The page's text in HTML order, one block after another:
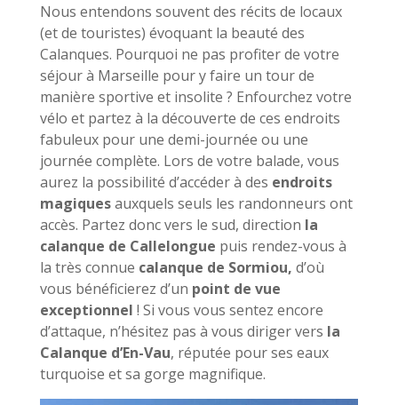
Nous entendons souvent des récits de locaux
(et de touristes) évoquant la beauté des
Calanques. Pourquoi ne pas profiter de votre
séjour à Marseille pour y faire un tour de
manière sportive et insolite ? Enfourchez votre
vélo et partez à la découverte de ces endroits
fabuleux pour une demi-journée ou une
journée complète. Lors de votre balade, vous
aurez la possibilité d’accéder à des endroits
magiquesauxquels seuls les randonneurs ont
accès. Partez donc vers le sud, direction la
calanque de Callelongue puis rendez-vous à
la très connue calanque de Sormiou, d’où
vous bénéficierez d’un point de vue
exceptionnel ! Si vous vous sentez encore
d’attaque, n’hésitez pas à vous diriger vers la
Calanque d’En-Vau, réputée pour ses eaux
turquoise et sa gorge magnifique.